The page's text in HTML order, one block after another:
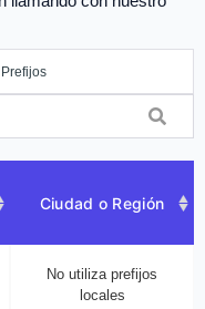
Prefijos
Ciudad o Región
No utiliza prefijos
locales